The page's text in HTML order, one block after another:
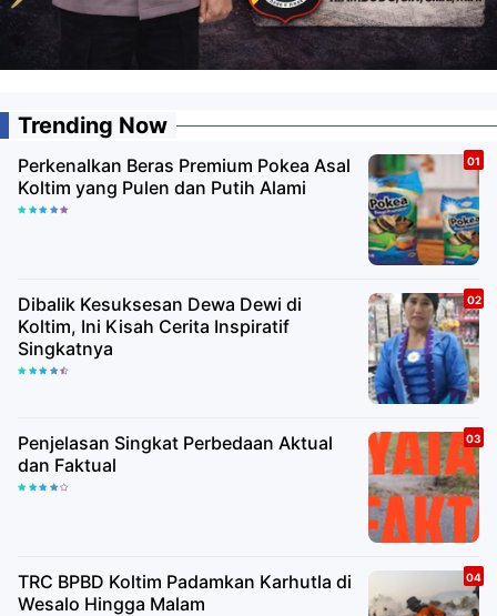
Trending Now
Perkenalkan Beras Premium Pokea Asal
Koltim yang Pulen dan Putih Alami
Dibalik Kesuksesan Dewa Dewi di
Koltim, Ini Kisah Cerita Inspiratif
Singkatnya
Penjelasan Singkat Perbedaan Aktual
dan Faktual
TRC BPBD Koltim Padamkan Karhutla di
Wesalo Hingga Malam